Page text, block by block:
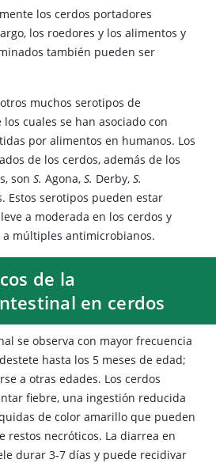
los cerdos portadores
los roedores y los alimentos y
también pueden ser
muchos serotipos de
cuales se han asociado con
por alimentos en humanos. Los
de los cerdos, además de los
son S. Agona, S. Derby, S.
Estos serotipos pueden estar
a moderada en los cerdos y
múltiples antimicrobianos.
de la
en cerdos
se observa con mayor frecuencia
hasta los 5 meses de edad;
a otras edades. Los cerdos
fiebre, una ingestión reducida
de color amarillo que pueden
restos necróticos. La diarrea en
durar 3-7 días y puede recidivar